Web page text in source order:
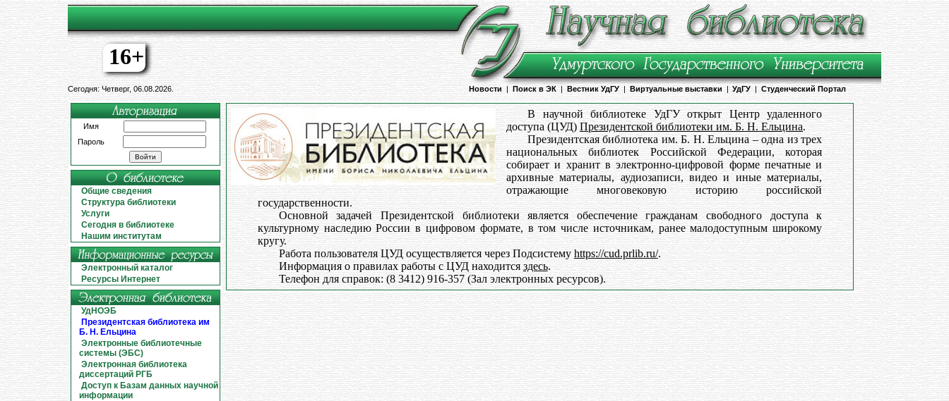
16+
Сегодня: Четверг, 06.08.2026. Новости | Поиск в ЭК | Вестник УдГУ | Виртуальные выставки | УдГУ | Студенческий Портал
Имя
Пароль
Общие сведения
Структура библиотеки
Услуги
Сегодня в библиотеке
Нашим институтам
Электронный каталог
Ресурсы Интернет
УдНОЭБ
Президентская библиотека им
Б. Н. Ельцина
Электронные библиотечные
системы (ЭБС)
Электронная библиотека
диссертаций РГБ
Доступ к Базам данных научной
информации
В научной библиотеке УдГУ открыт Центр удаленного
доступа (ЦУД) Президентской библиотеки им. Б. Н. Ельцина.
Президентская библиотека им. Б. Н. Ельцина – одна из трех
национальных библиотек Российской Федерации, которая
собирает и хранит в электронно-цифровой форме печатные и
архивные материалы, аудиозаписи, видео и иные материалы,
отражающие многовековую историю российской
государственности.
Основной задачей Президентской библиотеки является обеспечение гражданам свободного доступа к
культурному наследию России в цифровом формате, в том числе источникам, ранее малодоступным широкому
кругу.
Работа пользователя ЦУД осуществляется через Подсистему https://cud.prlib.ru/.
Информация о правилах работы с ЦУД находится здесь.
Телефон для справок: (8 3412) 916-357 (Зал электронных ресурсов).